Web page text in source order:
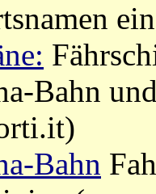
Bahn
Bahn